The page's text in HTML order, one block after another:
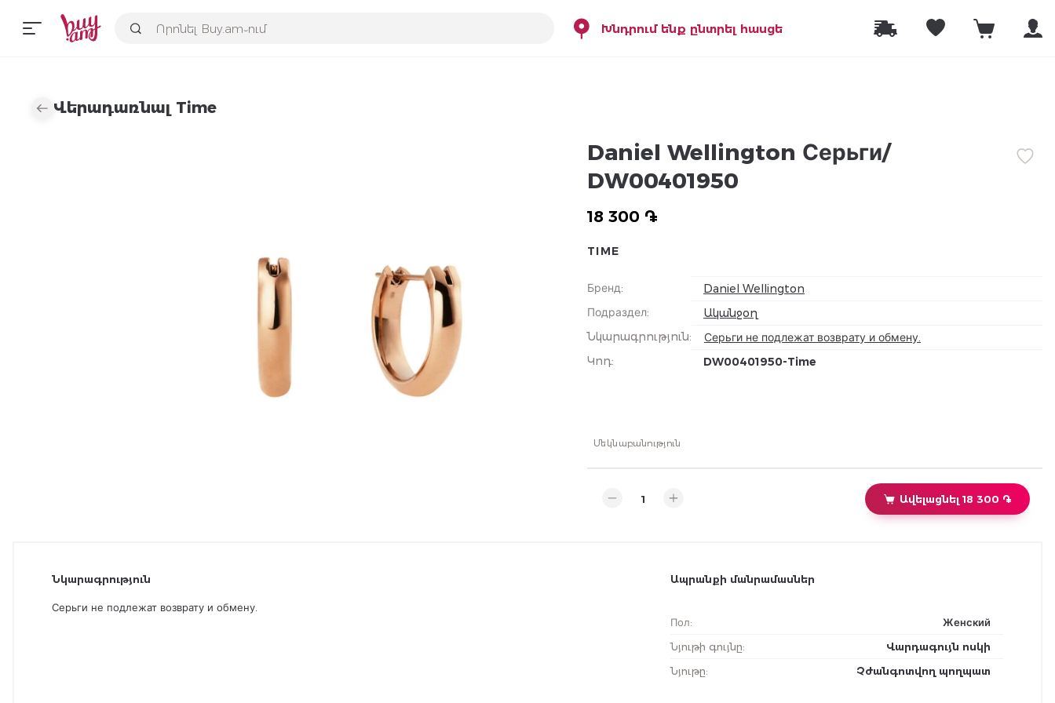
Խնդրում ենք ընտրել հասցե
Վերադառնալ Time
Daniel Wellington Серьги/
DW00401950
18 300 ֏
TIME
Бренд:
Daniel Wellington
Подраздел:
Ականջօղ
Նկարագրություն:
Серьги не подлежат возврату и обмену.
Կոդ: DW00401950-Time
Մեկնաբանություն
Ավելացնել 18 300 ֏
Նկարագրություն
Серьги не подлежат возврату и обмену.
Ապրանքի մանրամասներ
Пол:
Женский
Նյութի գույնը:
Վարդագույն ոսկի
Նյութը: Չժանգոտվող պողպատ